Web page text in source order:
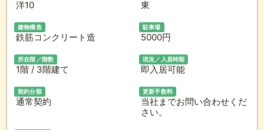
洋10 東
建物構造
鉄筋コンクリート造
駐車場
5000円
所在階／階数
1階 / 3階建て
現況／入居時期
即入居可能
契約分類
通常契約
更新手数料
当社までお問い合わせくだ
さい。